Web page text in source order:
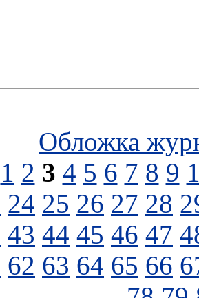
Обложка
1 2 3 4 5 6 7 8 9
24 25 26 27 28
43 44 45 46 47
62 63 64 65 66